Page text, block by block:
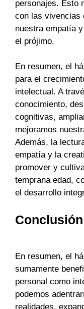
personajes. Esto
con las vivencias
nuestra empatía
el prójimo.
En resumen, el
para el
intelectual. A
conocimiento,
cognitivas,
mejoramos
Además, la
empatía y la
promover y
temprana edad,
el desarrollo
Conclusión
En resumen, el
sumamente
personal como
podemos
realidades,